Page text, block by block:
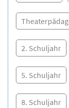
2. Schuljahr
5. Schuljahr
8. Schuljahr